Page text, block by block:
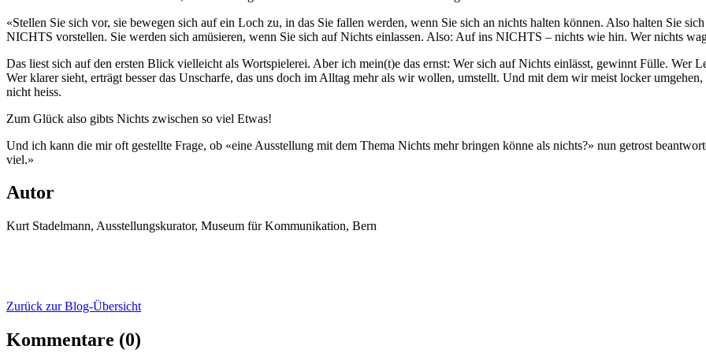
«Stellen Sie sich vor, sie bewegen sich auf ein Loch zu, in das Sie fallen werden, wenn Sie sich an nichts halten können. Also halten Sie
NICHTS vorstellen. Sie werden sich amüsieren, wenn Sie sich auf Nichts einlassen. Also: Auf ins NICHTS – nichts wie hin. Wer nichts
Das liest sich auf den ersten Blick vielleicht als Wortspielerei. Aber ich mein(t)e das ernst: Wer sich auf Nichts einlässt, gewinnt Fülle. Wer
Wer klarer sieht, erträgt besser das Unscharfe, das uns doch im Alltag mehr als wir wollen, umstellt. Und mit dem wir meist locker
nicht heiss.
Zum Glück also gibts Nichts zwischen so viel Etwas!
Und ich kann die mir oft gestellte Frage, ob «eine Ausstellung mit dem Thema Nichts mehr bringen könne als nichts?» nun getrost
viel.»
Autor
Kurt Stadelmann, Ausstellungskurator, Museum für Kommunikation, Bern
Zurück zur Blog-Übersicht
Kommentare (0)